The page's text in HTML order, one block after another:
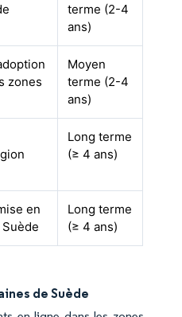
terme (2-4
ans)
zones
Moyen
terme (2-4
ans)
Long terme
(≥ 4 ans)
en
Long terme
(≥ 4 ans)
de Suède